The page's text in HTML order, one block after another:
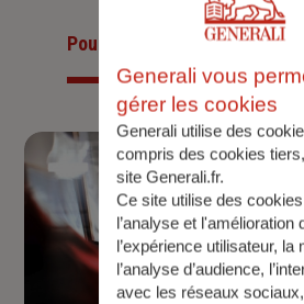
Pour les particuliersPour
Generali vous
gérer les cookies
Generali utilise des
compris des cookies
site Generali.fr.
Ce site utilise des
l’analyse et l'amélioration
l’expérience utilisateur, la
l’analyse d’audience,
avec les réseaux